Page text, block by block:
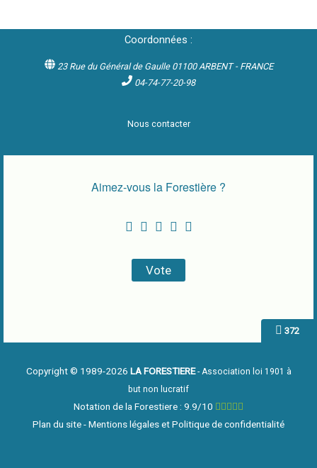
Coordonnées :
23 Rue du Général de Gaulle 01100 ARBENT - FRANCE
04-74-77-20-98
Nous contacter
372
Aimez-vous la Forestière ?
Copyright © 1989-2026 LA FORESTIERE- Association loi 1901 à
but non lucratif
Notation de la Forestiere : 9.9/10
Plan du site-Mentions légales et Politique de confidentialité